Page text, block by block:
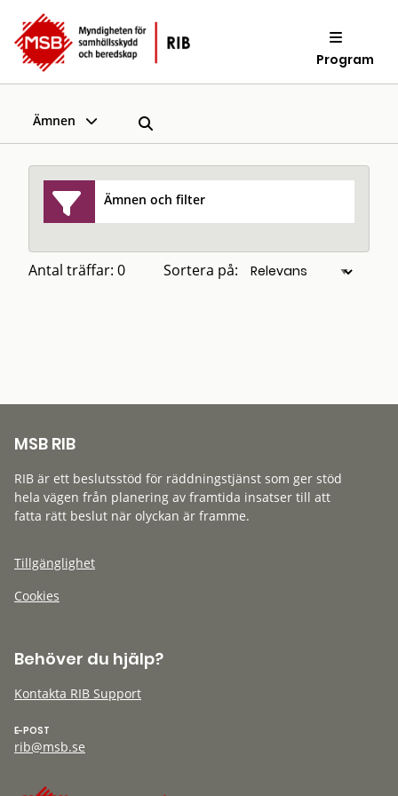
Program
Ämnen
Ämnen och filter
Antal träffar: 0 Sortera på:
MSB RIB
RIB är ett beslutsstöd för räddningstjänst som ger stöd
hela vägen från planering av framtida insatser till att
fatta rätt beslut när olyckan är framme.
Tillgänglighet
Cookies
Behöver du hjälp?
Kontakta RIB Support
E-POST
rib@msb.se